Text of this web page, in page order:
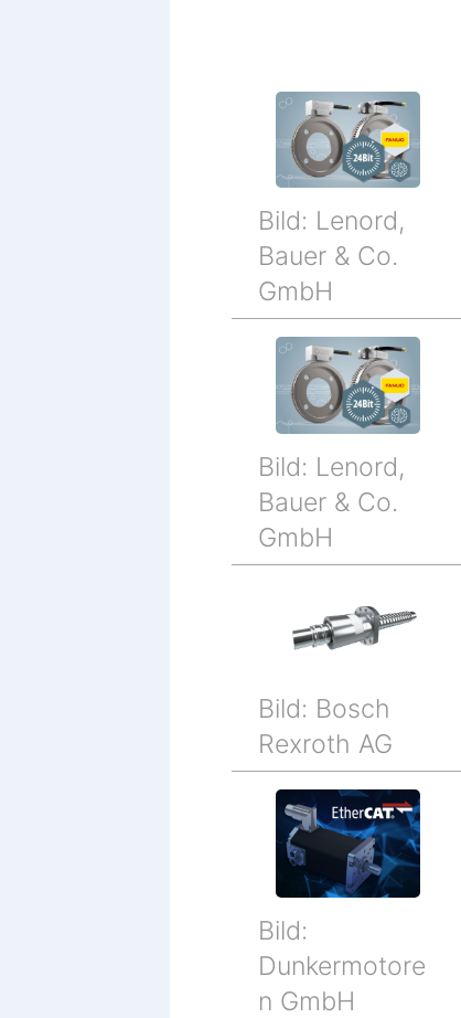
Bild: Lenord,
Bauer & Co.
GmbH
Bild: Lenord,
Bauer & Co.
GmbH
Bild: Bosch
Rexroth AG
Bild:
Dunkermotore
n GmbH